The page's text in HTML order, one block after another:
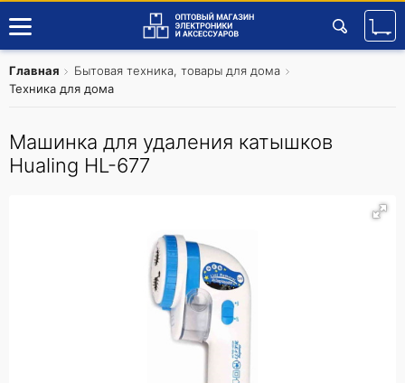
Главная
Бытовая техника, товары для дома
Техника для дома
Машинка для удаления катышков
Hualing HL-677